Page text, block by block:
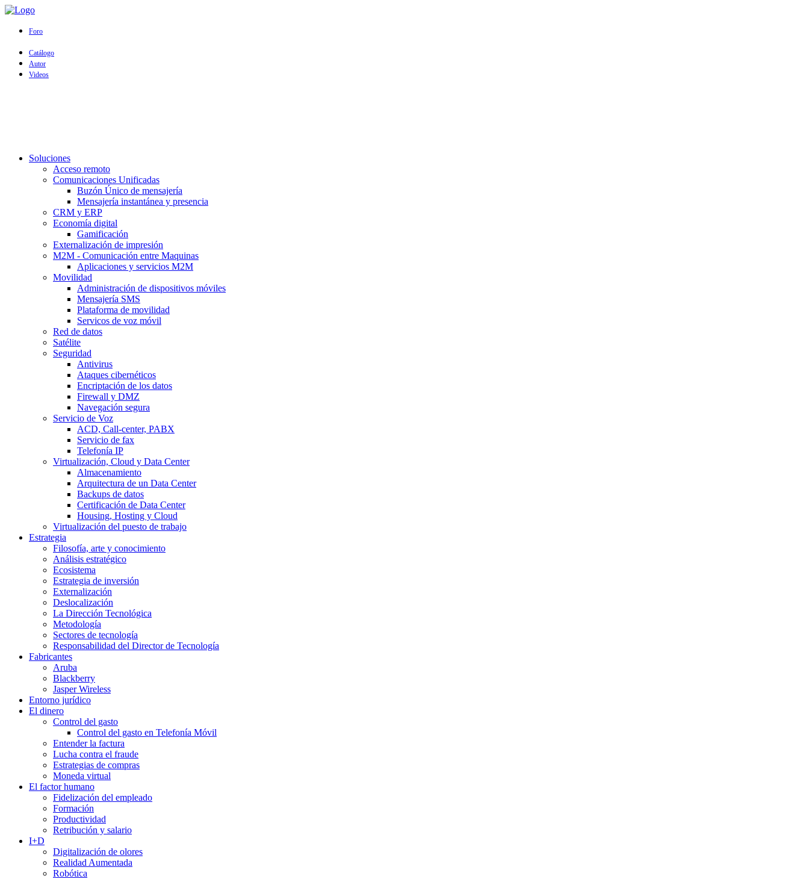
Foro
Catálogo
Autor
Videos
Soluciones
Acceso remoto
Comunicaciones Unificadas
Buzón Único de mensajería
Mensajería instantánea y presencia
CRM y ERP
Economía digital
Gamificación
Externalización de impresión
M2M - Comunicación entre Maquinas
Aplicaciones y servicios M2M
Movilidad
Administración de dispositivos móviles
Mensajería SMS
Plataforma de movilidad
Servicos de voz móvil
Red de datos
Satélite
Seguridad
Antivirus
Ataques cibernéticos
Encriptación de los datos
Firewall y DMZ
Navegación segura
Servicio de Voz
ACD, Call-center, PABX
Servicio de fax
Telefonía IP
Virtualización, Cloud y Data Center
Almacenamiento
Arquitectura de un Data Center
Backups de datos
Certificación de Data Center
Housing, Hosting y Cloud
Virtualización del puesto de trabajo
Estrategia
Filosofía, arte y conocimiento
Análisis estratégico
Ecosistema
Estrategia de inversión
Externalización
Deslocalización
La Dirección Tecnológica
Metodología
Sectores de tecnología
Responsabilidad del Director de Tecnología
Fabricantes
Aruba
Blackberry
Jasper Wireless
Entorno jurídico
El dinero
Control del gasto
Control del gasto en Telefonía Móvil
Entender la factura
Lucha contra el fraude
Estrategias de compras
Moneda virtual
El factor humano
Fidelización del empleado
Formación
Productividad
Retribución y salario
I+D
Digitalización de olores
Realidad Aumentada
Robótica